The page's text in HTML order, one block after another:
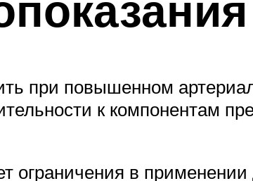
при повышенном
к компонентам
ограничения в